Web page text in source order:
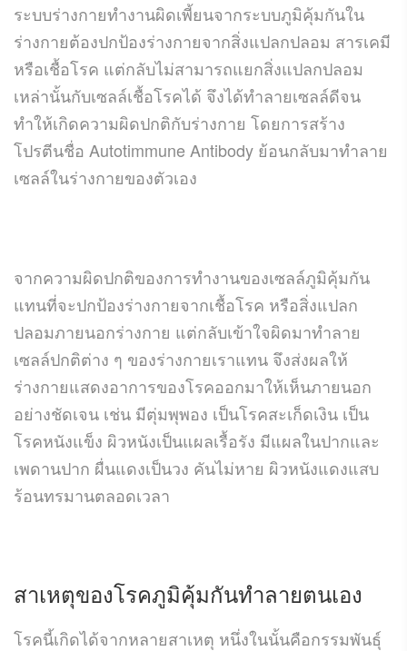
ระบบร่างกายทำงานผิดเพี้ยนจากระบบภูมิคุ้มกันใน
ร่างกายต้องปกป้องร่างกายจากสิ่งแปลกปลอม สารเคมี
หรือเชื้อโรค แต่กลับไม่สามารถแยกสิ่งแปลกปลอม
เหล่านั้นกับเซลล์เชื้อโรคได้ จึงได้ทำลายเซลล์ดีจน
ทำให้เกิดความผิดปกติกับร่างกาย โดยการสร้าง
โปรตีนชื่อ Autotimmune Antibody ย้อนกลับมาทำลาย
เซลล์ในร่างกายของตัวเอง
จากความผิดปกติของการทำงานของเซลล์ภูมิคุ้มกัน
แทนที่จะปกป้องร่างกายจากเชื้อโรค หรือสิ่งแปลก
ปลอมภายนอกร่างกาย แต่กลับเข้าใจผิดมาทำลาย
เซลล์ปกติต่าง ๆ ของร่างกายเราแทน จึงส่งผลให้
ร่างกายแสดงอาการของโรคออกมาให้เห็นภายนอก
อย่างชัดเจน เช่น มีตุ่มพุพอง เป็นโรคสะเก็ดเงิน เป็น
โรคหนังแข็ง ผิวหนังเป็นแผลเรื้อรัง มีแผลในปากและ
เพดานปาก ผื่นแดงเป็นวง คันไม่หาย ผิวหนังแดงแสบ
ร้อนทรมานตลอดเวลา
สาเหตุของโรคภูมิคุ้มกันทำลายตนเอง
โรคนี้เกิดได้จากหลายสาเหตุ หนึ่งในนั้นคือกรรมพันธุ์